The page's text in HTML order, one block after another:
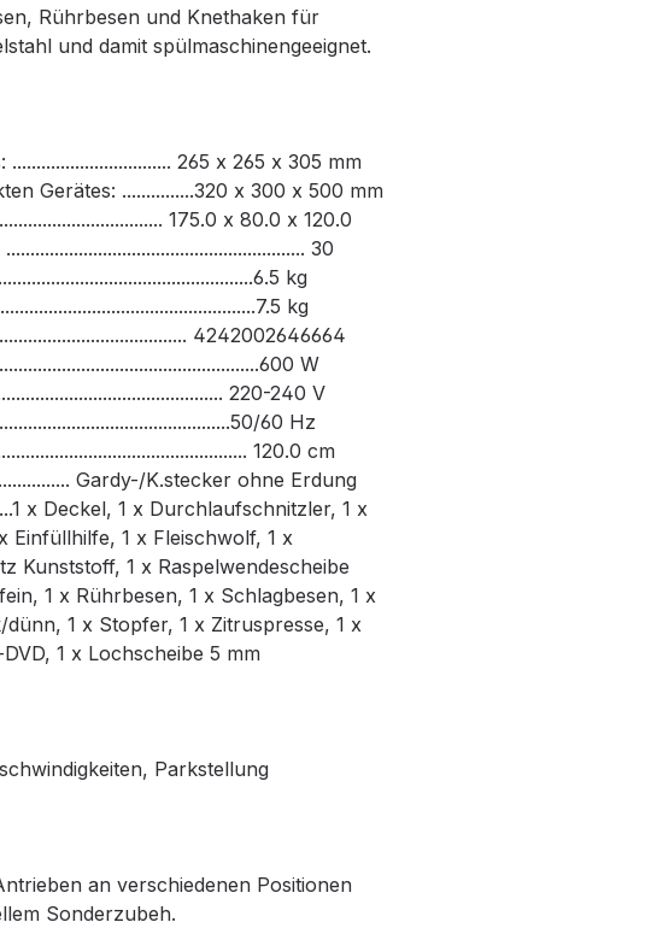
Rührbesen und Knethaken für
und damit spülmaschinengeeignet.
265 x 265 x 305 mm
Gerätes: ...............320 x 300 x 500 mm
175.0 x 80.0 x 120.0
30
kg
kg
4242002646664
W
220-240 V
60 Hz
120.0 cm
Gardy-/K.stecker ohne Erdung
x Deckel, 1 x Durchlaufschnitzler, 1 x
Einfüllhilfe, 1 x Fleischwolf, 1 x
Kunststoff, 1 x Raspelwendescheibe
1 x Rührbesen, 1 x Schlagbesen, 1 x
1 x Stopfer, 1 x Zitruspresse, 1 x
1 x Lochscheibe 5 mm
Parkstellung
an verschiedenen Positionen
Sonderzubeh.